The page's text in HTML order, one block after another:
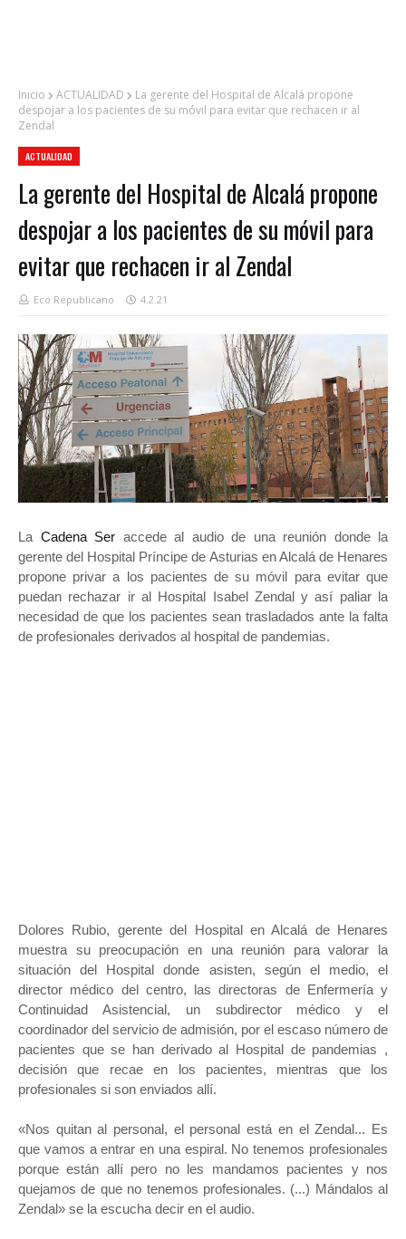
Inicio ACTUALIDAD
La gerente del Hospital de Alcalá propone
despojar a los pacientes de su móvil para evitar que rechacen ir al
Zendal
ACTUALIDAD
La gerente del Hospital de Alcalá propone
despojar a los pacientes de su móvil para
evitar que rechacen ir al Zendal
Eco Republicano 4.2.21
La Cadena Ser accede al audio de una reunión donde la
gerente del Hospital Príncipe de Asturias en Alcalá de Henares
propone privar a los pacientes de su móvil para evitar que
puedan rechazar ir al Hospital Isabel Zendal y así paliar la
necesidad de que los pacientes sean trasladados ante la falta
de profesionales derivados al hospital de pandemias.
Dolores Rubio, gerente del Hospital en Alcalá de Henares
muestra su preocupación en una reunión para valorar la
situación del Hospital donde asisten, según el medio, el
director médico del centro, las directoras de Enfermería y
Continuidad Asistencial, un subdirector médico y el
coordinador del servicio de admisión, por el escaso número de
pacientes que se han derivado al Hospital de pandemias ,
decisión que recae en los pacientes, mientras que los
profesionales si son enviados allí.
«Nos quitan al personal, el personal está en el Zendal... Es
que vamos a entrar en una espiral. No tenemos profesionales
porque están allí pero no les mandamos pacientes y nos
quejamos de que no tenemos profesionales. (...) Mándalos al
Zendal» se la escucha decir en el audio.